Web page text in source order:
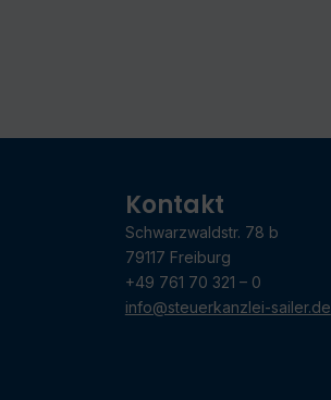
Kontakt
Schwarzwaldstr. 78 b
79117 Freiburg
+49 761 70 321 – 0
info@steuerkanzlei-sailer.de